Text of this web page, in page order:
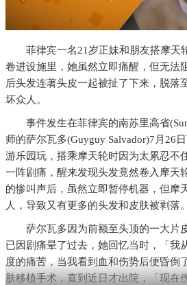
菲律宾一名21岁正妹和朋友搭摩天
卷进设施里，她虽然立即痛醒，但无法
后头发连著头皮一起被扯了下来，脱落
坏众人。
事件发生在菲律宾的南苏里高省
师的萨尔瓦多(Guyguy Salvador)7月26
游乐园玩，搭乘摩天轮时因为太累忍不
一阵剧痛，醒来发现头发竟然卷入摩天
的惨叫声后，虽然立即暂停机器，但摩
人，导致又有更多的头发和皮肤被剥落。
萨尔瓦多因为前额至头顶的一大片
已因剧痛晕了过去，她回忆当时，「我
度的痛苦，当我看到血和伤势后便昏倒
肤移植手术，直到近日才出院，「现在